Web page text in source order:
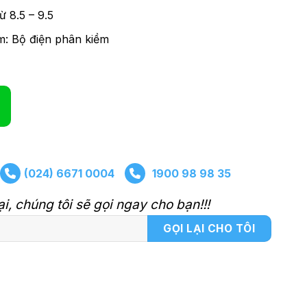
8.5 – 9.5
Bộ điện phân kiềm
(024) 6671 0004 1900 98 98 35
chúng tôi sẽ gọi ngay cho bạn!!!